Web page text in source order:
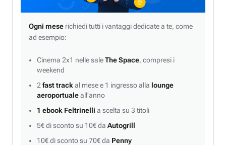
Ogni mese richiedi tutti i vantaggi dedicate a te, come
ad esempio:
Cinema 2x1 nelle saleThe Space, compresi i
weekend
2 fast track al mese e 1 ingresso alla lounge
aeroportualeall’anno
1 ebook Feltrinelli a scelta su 3 titoli
5€ di sconto su 10€ da Autogrill
10€ di sconto su 70€ da Penny